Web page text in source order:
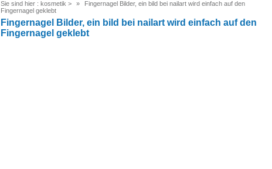
Sie sind hier : kosmetik >
Fingernagel Bilder, ein bild bei nailart wird einfach auf den
Fingernagel geklebt
Fingernagel Bilder, ein bild bei nailart wird einfach auf den
Fingernagel geklebt